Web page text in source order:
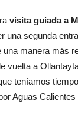
visita guiada a
una segunda
una manera más
vuelta a
teníamos
Aguas